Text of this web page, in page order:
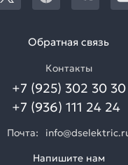
Обратная связь
Контакты
+7 (925) 302 30 30
+7 (936) 111 24 24
Почта:
Напишите нам